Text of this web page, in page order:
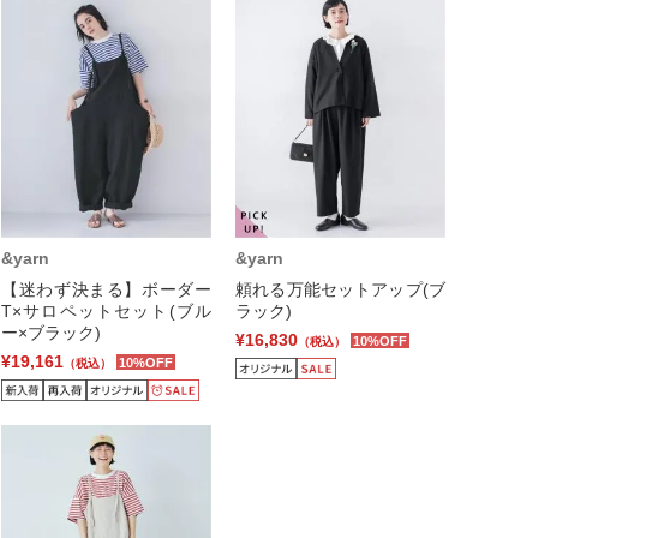
&yarn
【迷わず決まる】ボーダー
T×サロペットセット(ブル
ー×ブラック)
¥19,161 （税込） 10%OFF
&yarn
頼れる万能セットアップ(ブ
ラック)
¥16,830 （税込） 10%OFF